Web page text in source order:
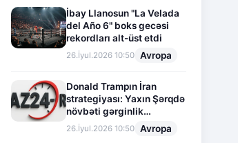
İbay Llanosun "La Velada
del Año 6" boks gecəsi
rekordları alt-üst etdi
26.İyul.2026 10:50 Avropa
Donald Trampın İran
strategiyası: Yaxın Şərqdə
növbəti gərginlik
mərhələsi
26.İyul.2026 10:50 Avropa